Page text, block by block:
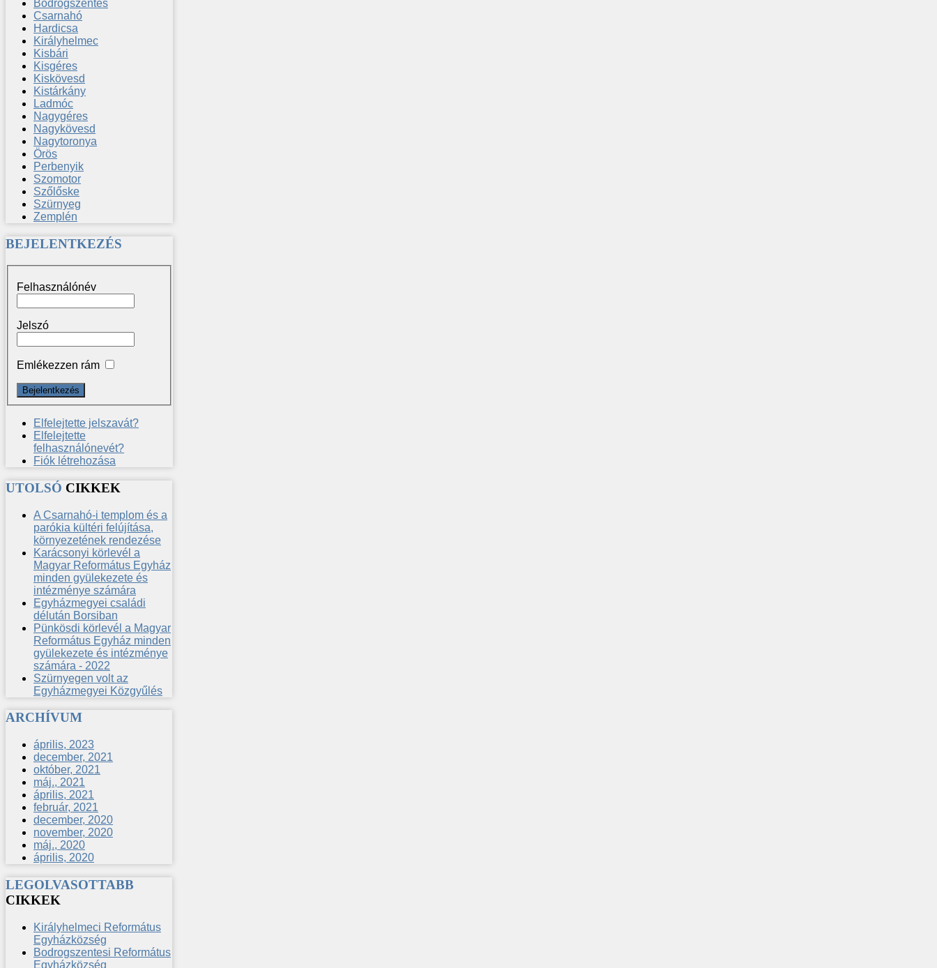
Bodrogszentes
Csarnahó
Hardicsa
Királyhelmec
Kisbári
Kisgéres
Kiskövesd
Kistárkány
Ladmóc
Nagygéres
Nagykövesd
Nagytoronya
Örös
Perbenyik
Szomotor
Szőlőske
Szürnyeg
Zemplén
BEJELENTKEZÉS
Felhasználónév
Jelszó
Emlékezzen rám
Elfelejtette jelszavát?
Elfelejtette
felhasználónevét?
Fiók létrehozása
UTOLSÓ CIKKEK
A Csarnahó-i templom és a
parókia kültéri felújítása,
környezetének rendezése
Karácsonyi körlevél a
Magyar Református Egyház
minden gyülekezete és
intézménye számára
Egyházmegyei családi
délután Borsiban
Pünkösdi körlevél a Magyar
Református Egyház minden
gyülekezete és intézménye
számára - 2022
Szürnyegen volt az
Egyházmegyei Közgyűlés
ARCHÍVUM
április, 2023
december, 2021
október, 2021
máj., 2021
április, 2021
február, 2021
december, 2020
november, 2020
máj., 2020
április, 2020
LEGOLVASOTTABB
CIKKEK
Királyhelmeci Református
Egyházközség
Bodrogszentesi Református
Egyházközség